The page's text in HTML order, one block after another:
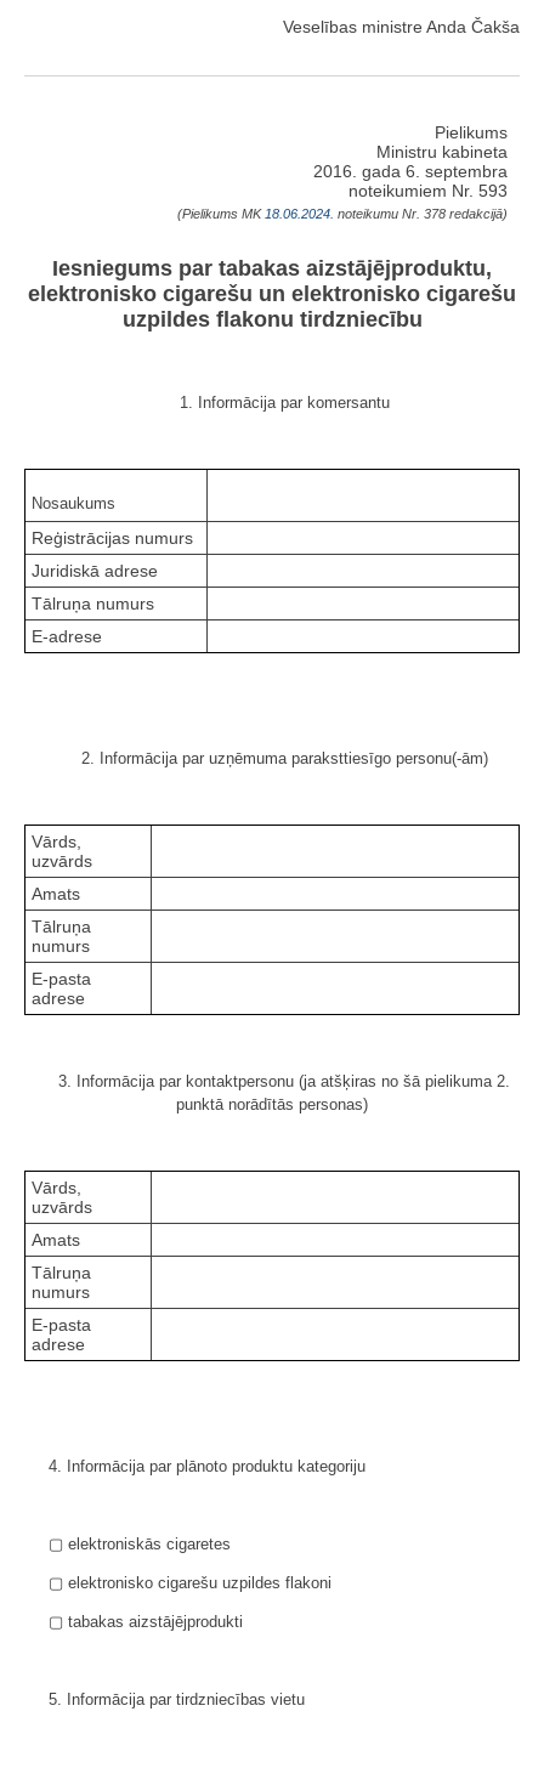
Veselības ministre Anda Čakša
Pielikums
Ministru kabineta
2016. gada 6. septembra
noteikumiem Nr. 593
(Pielikums MK 18.06.2024. noteikumu Nr. 378 redakcijā)
Iesniegums par tabakas aizstājējproduktu,
elektronisko cigarešu un elektronisko cigarešu
uzpildes flakonu tirdzniecību
1. Informācija par komersantu
Nosaukums
Reģistrācijas numurs
Juridiskā adrese
Tālruņa numurs
E-adrese
2. Informācija par uzņēmuma paraksttiesīgo personu(-ām)
Vārds,
uzvārds
Amats
Tālruņa
numurs
E-pasta
adrese
3. Informācija par kontaktpersonu (ja atšķiras no šā pielikuma 2.
punktā norādītās personas)
Vārds,
uzvārds
Amats
Tālruņa
numurs
E-pasta
adrese
4. Informācija par plānoto produktu kategoriju
▢ elektroniskās cigaretes
▢ elektronisko cigarešu uzpildes flakoni
▢ tabakas aizstājējprodukti
5. Informācija par tirdzniecības vietu